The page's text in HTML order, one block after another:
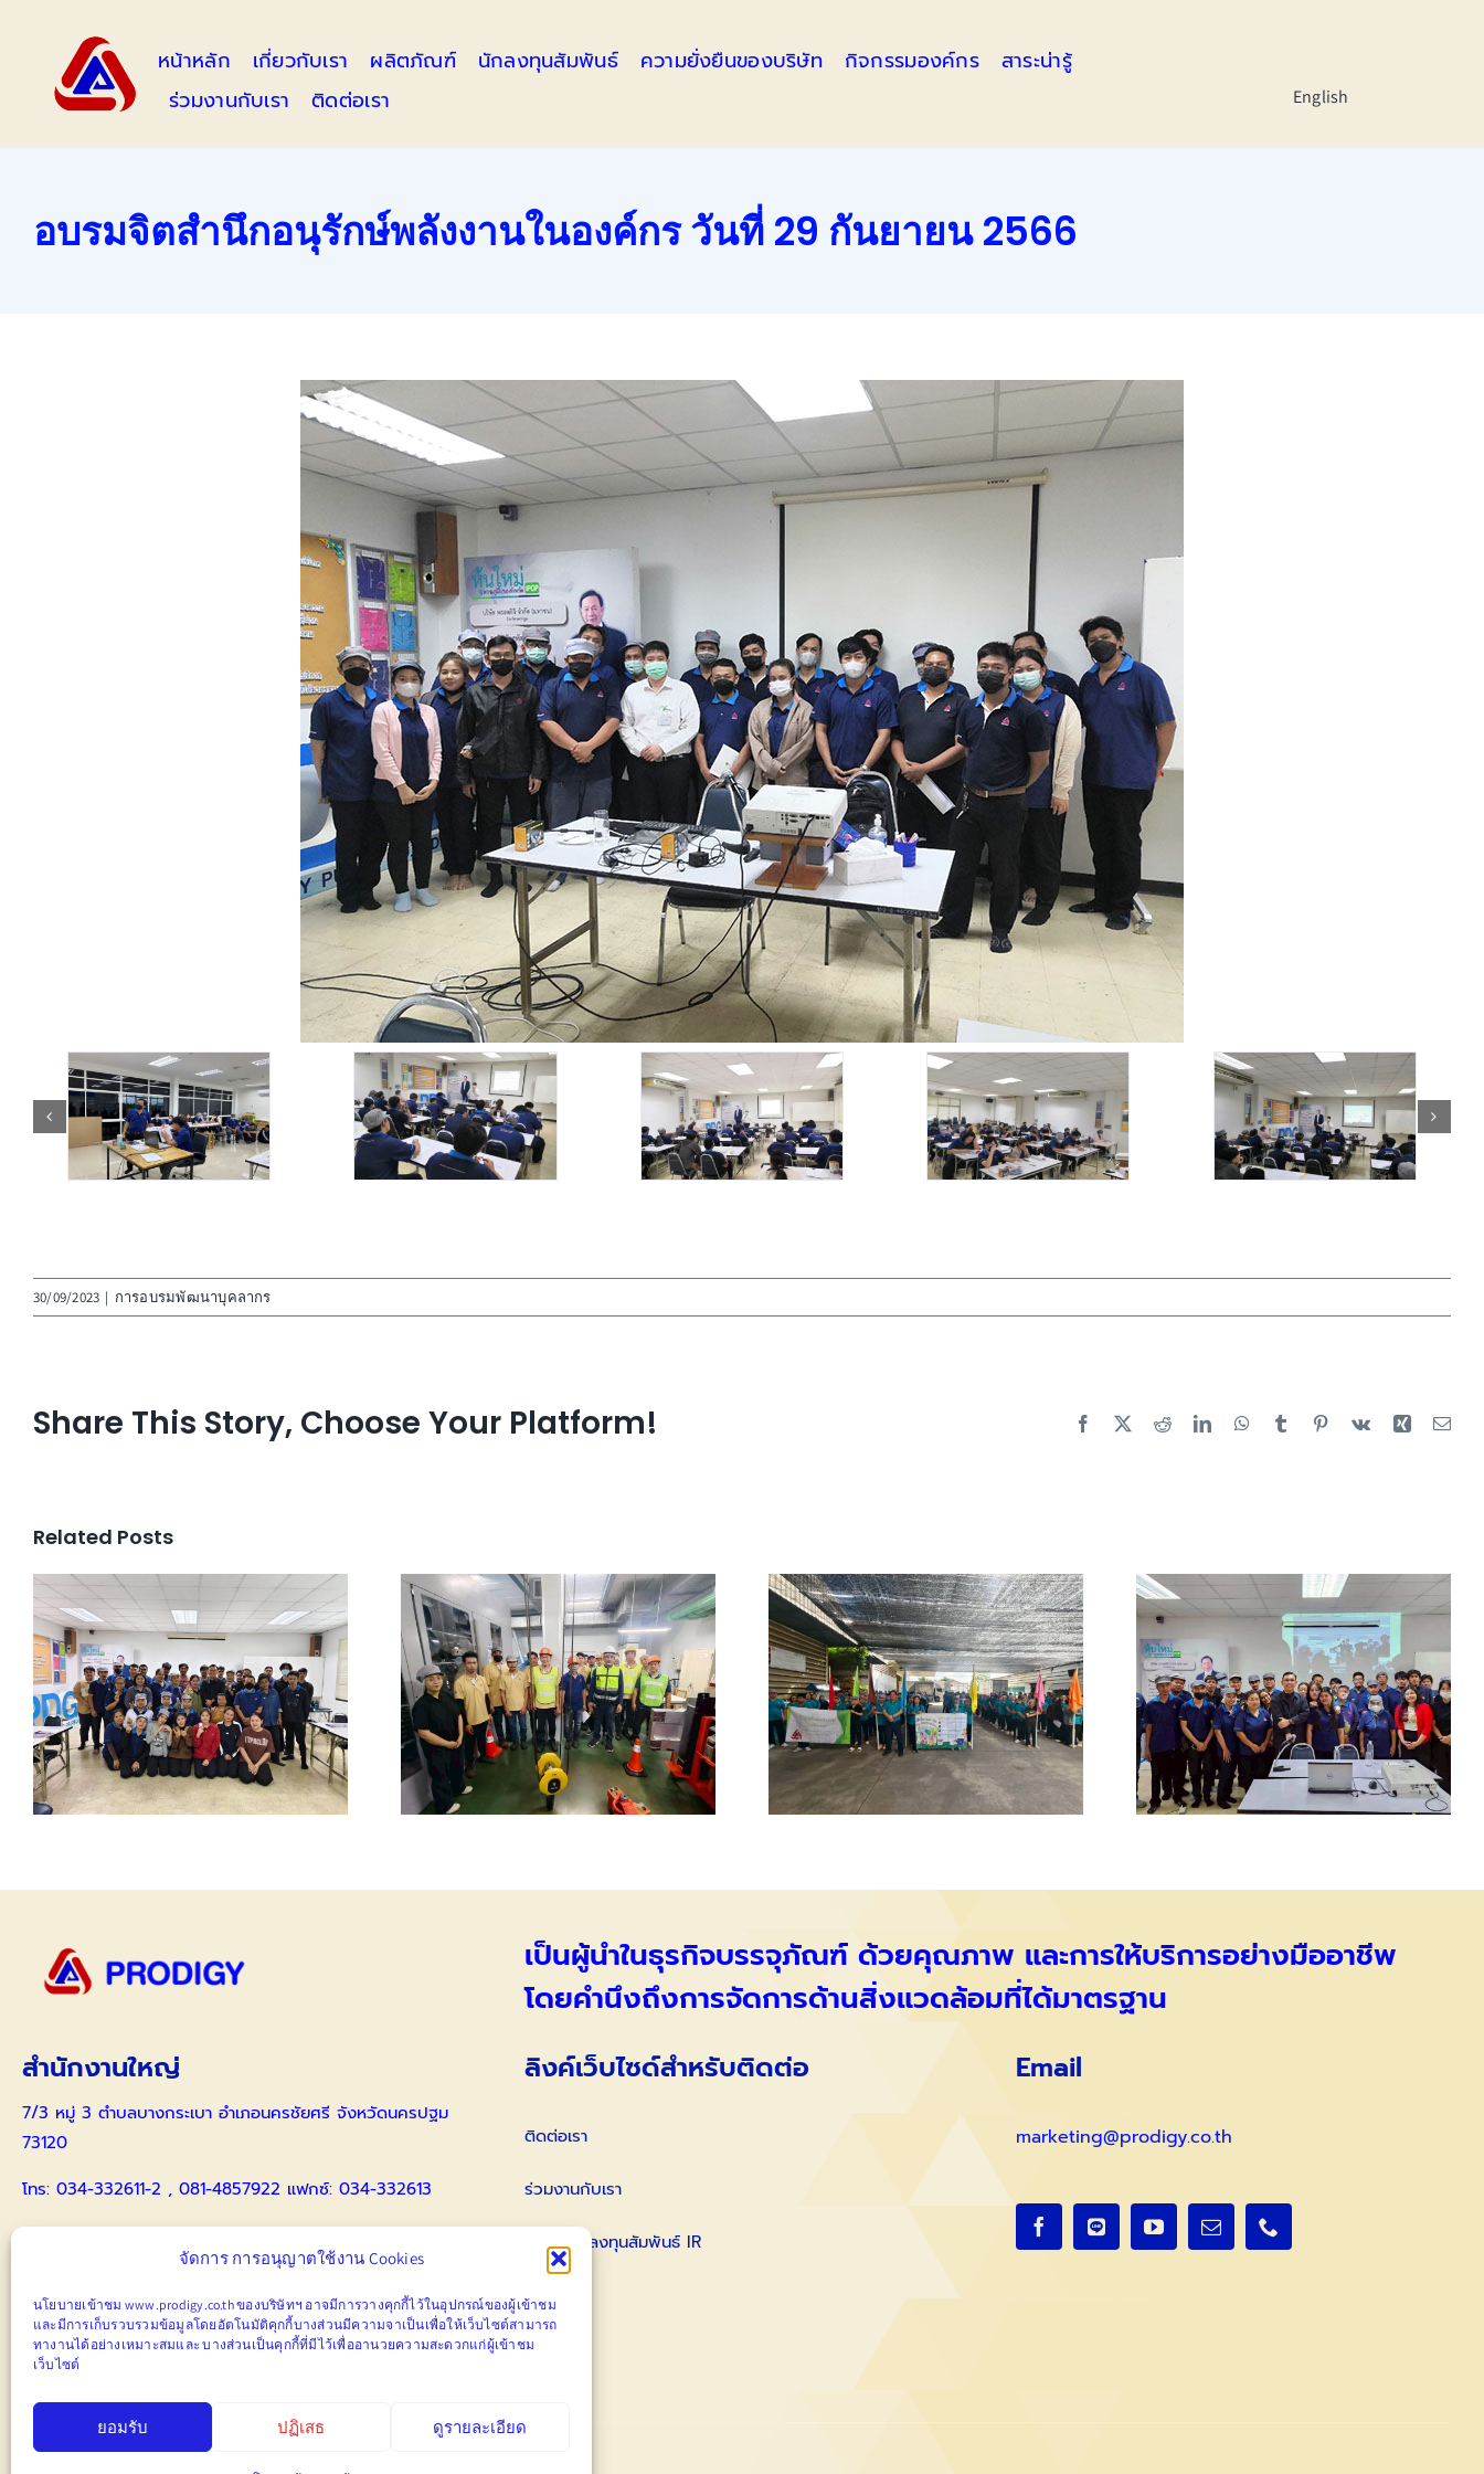
จัดการ การอนุญาตใช้งาน Cookies
นโยบายเข้าชม www.prodigy.co.th ของบริษัทฯ อาจมีการวางคุกกี้ไว้ในอุปกรณ์ของผู้เข้าชม
และมีการเก็บรวบรวมข้อมูลโดยอัตโนมัติคุกกี้บางส่วนมีความจาเป็นเพื่อให้เว็บไซต์สามารถ
ทางานได้อย่างเหมาะสมและบางส่วนเป็นคุกกี้ที่มีไว้เพื่ออานวยความสะดวกแก่ผู้เข้าชม
เว็บไซต์
ยอมรับ ปฏิเสธ ดูรายละเอียด
หน้าหลัก เกี่ยวกับเรา ผลิตภัณฑ์ นักลงทุนสัมพันธ์ ความยั่งยืนของบริษัท กิจกรรมองค์กร
สาระน่ารู้
ร่วมงานกับเรา
ติดต่อเรา English
อบรมจิตสำนึก​อนุรักษ์​พลังงาน​ใน​องค์​กร วันที่ 29 กันยายน 2566
30/09/2023 | การอบรมพัฒนาบุคลากร
Share This Story, Choose Your Platform! Facebook RedditLinkedInWhatsApp
Tumblr Pinterest
Vk Xing
Related Posts
เป็นผู้นำในธุรกิจบรรจุภัณฑ์ ด้วยคุณภาพ และการให้บริการอย่างมืออาชีพ
โดยคำนึงถึงการจัดการด้านสิ่งแวดล้อมที่ได้มาตรฐาน
สำนักงานใหญ่
7/3 หมู่ 3 ตำบลบางกระเบา อำเภอนครชัยศรี จังหวัดนครปฐม
73120
โทร: 034-332611-2 , 081-4857922 แฟกซ์: 034-332613
086-4173359 คุณธีรนาฏ
สำนักงานสาขาสุรินทร์
55 หมู่ 1 ตำบลบุฤาษี อำเภอเมืองสุรินทร์ จังหวัดสุรินทร์ 32000
ลิงค์เว็บไซด์สำหรับติดต่อ
ติดต่อเรา
ร่วมงานกับเรา
ติดต่อนักลงทุนสัมพันธ์ IR
Email
marketing@prodigy.co.th